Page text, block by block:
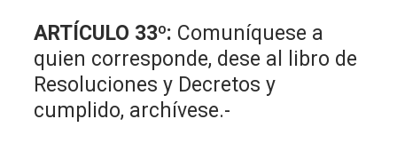
ARTÍCULO 33º: Comuníquese a
quien corresponde, dese al libro de
Resoluciones y Decretos y
cumplido, archívese.-